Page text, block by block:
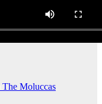
The Moluccas